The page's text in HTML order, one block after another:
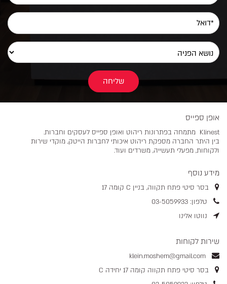
אופן ספייס
Klinest מתמחה בפתרונות ריהוט ואופן ספייס לעסקים וחברות.
בין היתר החברה מספקת ריהוט איכותי לחברות הייטק, מוקדי שירות
ולקוחות, מפעלי תעשייה, משרדים ועוד.
מידע נוסף
בסר סיטי פתח תקווה, בניין C קומה 17
טלפון: 03-5059933
נווטו אלינו
שירות לקוחות
klein.moshem@gmail.com
בסר סיטי פתח תקווה קומה 17 יחידה C